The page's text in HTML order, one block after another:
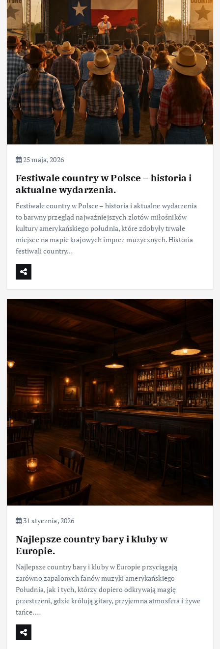
25 maja, 2026
Festiwale country w Polsce – historia i
aktualne wydarzenia.
Festiwale country w Polsce – historia i aktualne wydarzenia
to barwny przegląd najważniejszych zlotów miłośników
kultury amerykańskiego południa, które zdobyły trwałe
miejsce na mapie krajowych imprez muzycznych. Historia
festiwali country…
31 stycznia, 2026
Najlepsze country bary i kluby w
Europie.
Najlepsze country bary i kluby w Europie przyciągają
zarówno zapalonych fanów muzyki amerykańskiego
Południa, jak i tych, którzy dopiero odkrywają magię
przestrzeni, gdzie królują gitary, przyjemna atmosfera i żywe
tańce.…